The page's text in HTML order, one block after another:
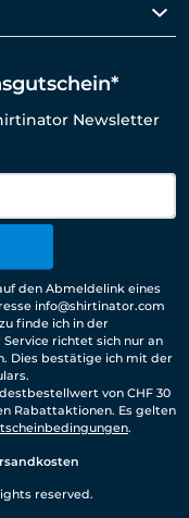
Newsletter
den Abmeldelink eines
info@shirtinator.com
finde ich in der
richtet sich nur an
Dies bestätige ich mit der
von CHF 30
Rabattaktionen. Es gelten
.
reserved.